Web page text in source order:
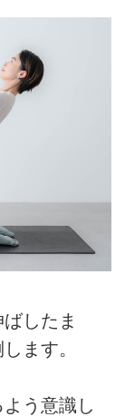
したま
ます。
う意識し